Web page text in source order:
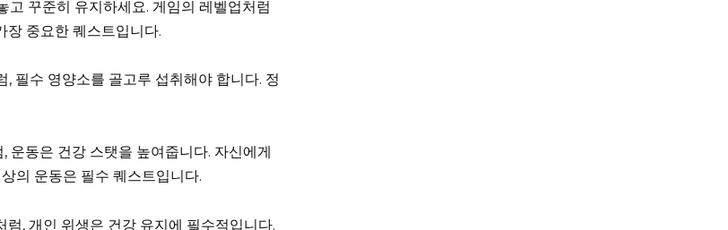
고 꾸준히 유지하세요. 게임의 레벨업처럼
장 중요한 퀘스트입니다.
, 필수 영양소를 골고루 섭취해야 합니다. 정
운동은 건강 스탯을 높여줍니다. 자신에게
의 운동은 필수 퀘스트입니다.
럼, 개인 위생은 건강 유지에 필수적입니다.